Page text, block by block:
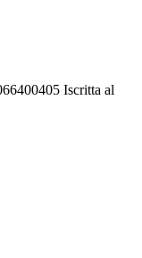
Iscritta al